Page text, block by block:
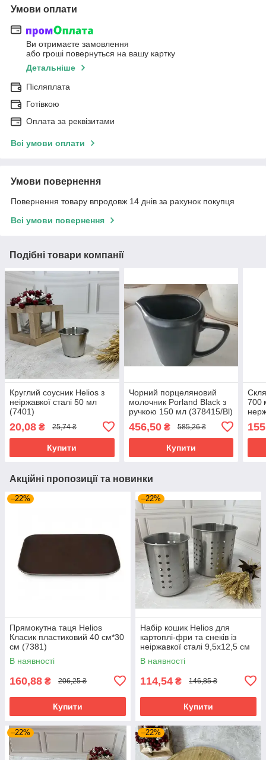
Умови оплати
Ви отримаєте замовлення
або гроші повернуться на вашу картку
Детальніше
Післяплата
Готівкою
Оплата за реквізитами
Всі умови оплати
Умови повернення
Повернення товару впродовж 14 днів за рахунок покупця
Всі умови повернення
Подібні товари компанії
Круглий соусник Helios з
неіржавкої сталі 50 мл
(7401)
20,08 ₴ 25,74 ₴
Купити
Чорний порцеляновий
молочник Porland Black з
ручкою 150 мл (378415/Bl)
456,50₴ 585,26 ₴
Купити
700
Акційні пропозиції та новинки
–22%
Прямокутна таця Helios
Класик пластиковий 40 см*30
см (7381)
В наявності
160,88 ₴ 206,25 ₴
Купити
–22%
Набір кошик Helios для
картоплі-фри та снеків із
неіржавкої сталі 9,5х12,5 см
+ 12,5х13 см (7470)
В наявності
114,54 ₴ 146,85 ₴
Купити
–22% –22%